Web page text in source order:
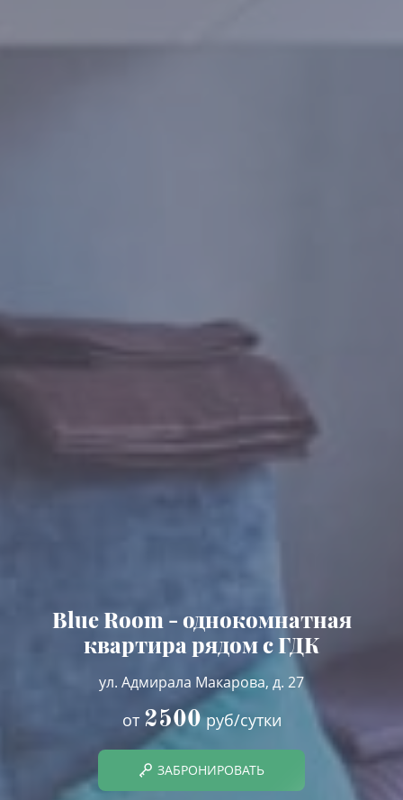
Blue Room - однокомнатная
квартира рядом с ГДК
ул. Адмирала Макарова, д. 27
от 2500 руб/сутки
ЗАБРОНИРОВАТЬ